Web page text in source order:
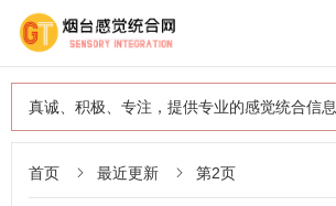
真诚、积极、专注，提供专业的感觉统合信息
首页  最近更新  第2页